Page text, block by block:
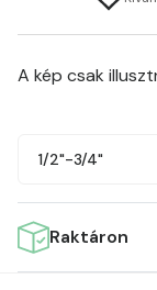
A kép csak
1/2"-3/4"
Raktáron